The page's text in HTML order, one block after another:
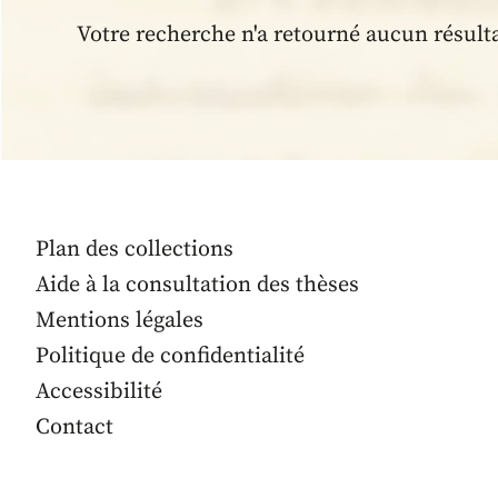
Votre recherche n'a retourné aucun
Plan des collections
Aide à la consultation des thèses
Mentions légales
Politique de confidentialité
Accessibilité
Contact